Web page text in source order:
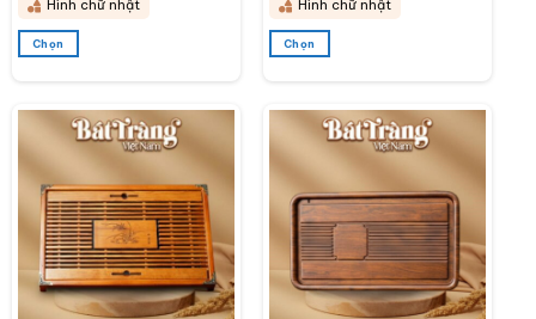
Hình chữ nhật
Chọn
thể.
Các
chọn
thể
Hình chữ nhật
Chọn
Các
chọn
thể